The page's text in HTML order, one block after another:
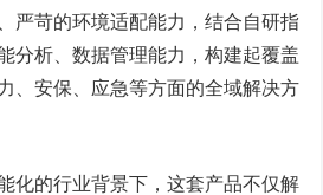
严苛的环境适配能力，结合自研指
分析、数据管理能力，构建起覆盖
、安保、应急等方面的全域解决方
化的行业背景下，这套产品不仅解